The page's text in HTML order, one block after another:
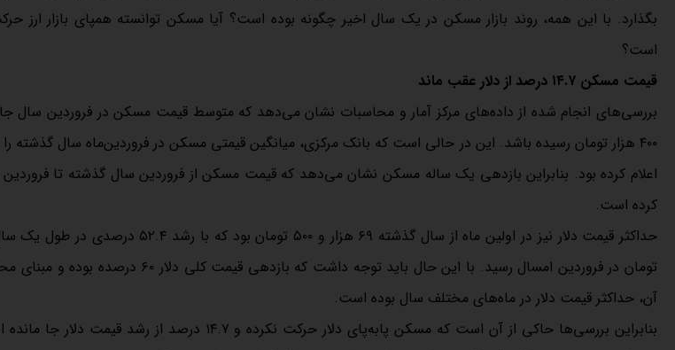
بگذارد. با این همه، روند بازار مسکن در یک سال اخیر چگونه بوده است؟ آیا مسکن توانسته همپای بازار ارز
است؟
قیمت مسکن ۱۴.۷ درصد از دلار عقب ماند
کرده است.
تومان در فروردین امسال رسید. با این حال باید توجه داشت
آن، حداکثر قیمت دلار در ماه‌های مختلف سال بوده است.
بنابراین بررسی‌ها حاکی از آن است که مسکن پابه‌پای دلار حرکت نکرده و